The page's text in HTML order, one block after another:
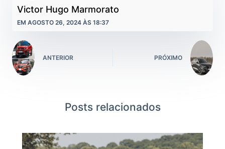
Victor Hugo Marmorato
EM AGOSTO 26, 2024 ÀS 18:37
ANTERIOR PRÓXIMO
Posts relacionados